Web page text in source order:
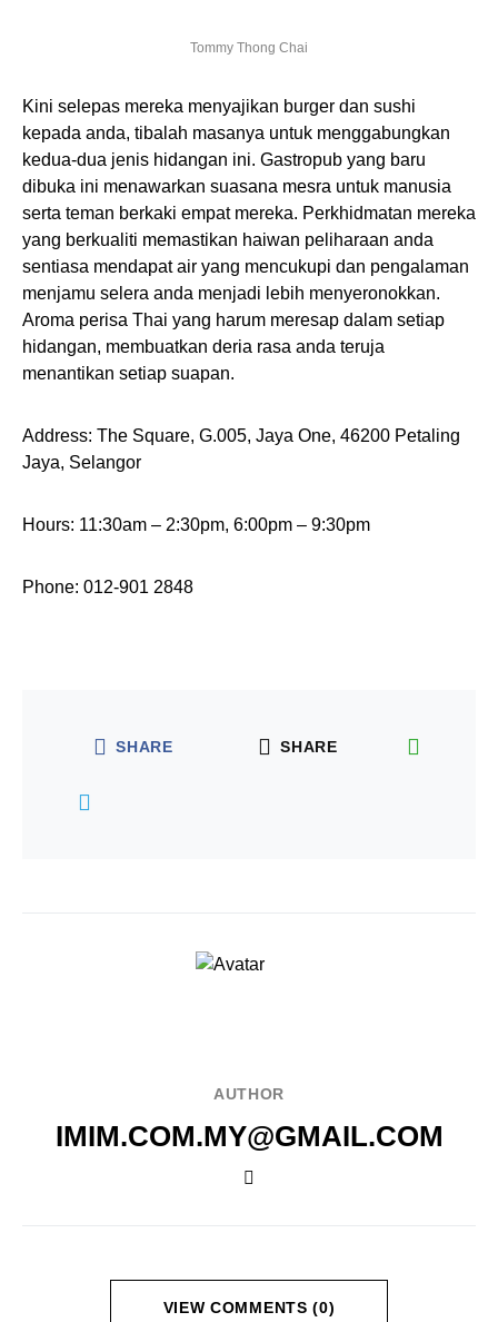
Tommy Thong Chai
Kini selepas mereka menyajikan burger dan sushi
kepada anda, tibalah masanya untuk menggabungkan
kedua-dua jenis hidangan ini. Gastropub yang baru
dibuka ini menawarkan suasana mesra untuk manusia
serta teman berkaki empat mereka. Perkhidmatan mereka
yang berkualiti memastikan haiwan peliharaan anda
sentiasa mendapat air yang mencukupi dan pengalaman
menjamu selera anda menjadi lebih menyeronokkan.
Aroma perisa Thai yang harum meresap dalam setiap
hidangan, membuatkan deria rasa anda teruja
menantikan setiap suapan.
Address: The Square, G.005, Jaya One, 46200 Petaling
Jaya, Selangor
Hours: 11:30am – 2:30pm, 6:00pm – 9:30pm
Phone: 012-901 2848
SHARE SHARE
AUTHOR
IMIM.COM.MY@GMAIL.COM
VIEW COMMENTS (0)